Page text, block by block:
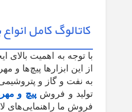
کاتالوگ کامل
با توجه به اهمیت
از این ابزارها پیچ‌ها و
به نفت و گاز و
تولید و فروشپیچ و
فروش ما راهنمایی‌های